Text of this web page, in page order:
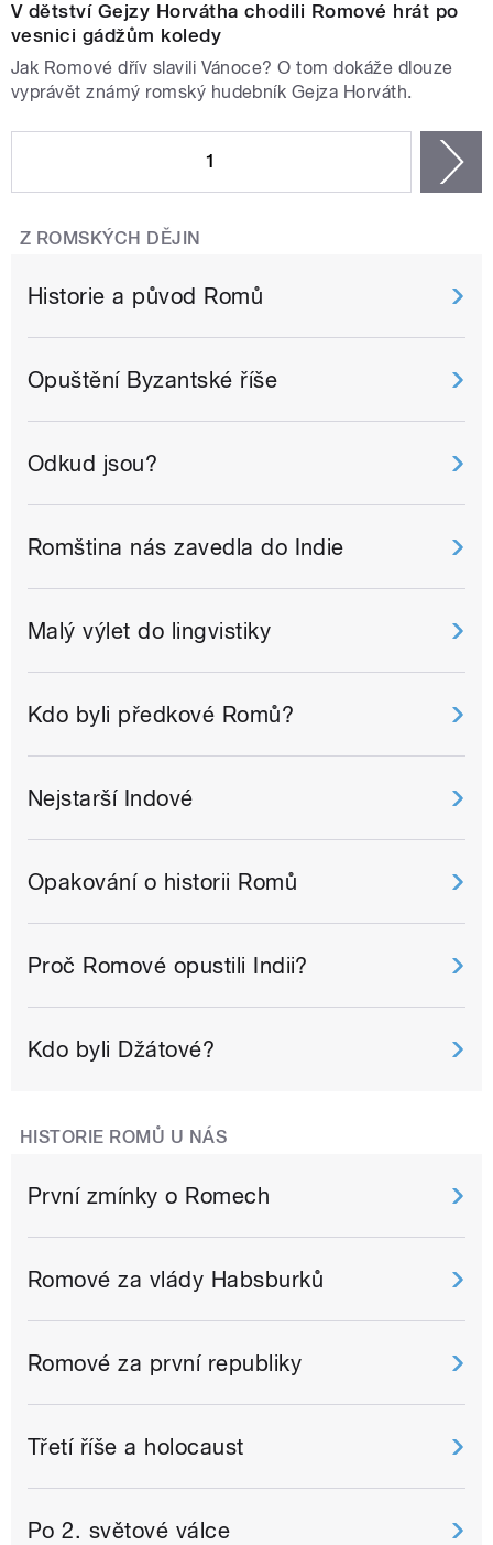
V dětství Gejzy Horvátha chodili Romové hrát po
vesnici gádžům koledy
Jak Romové dřív slavili Vánoce? O tom dokáže dlouze
vyprávět známý romský hudebník Gejza Horváth.
1
Z ROMSKÝCH DĚJIN
Historie a původ Romů
Opuštění Byzantské říše
Odkud jsou?
Romština nás zavedla do Indie
Malý výlet do lingvistiky
Kdo byli předkové Romů?
Nejstarší Indové
Opakování o historii Romů
Proč Romové opustili Indii?
Kdo byli Džátové?
HISTORIE ROMŮ U NÁS
První zmínky o Romech
Romové za vlády Habsburků
Romové za první republiky
Třetí říše a holocaust
Po 2. světové válce